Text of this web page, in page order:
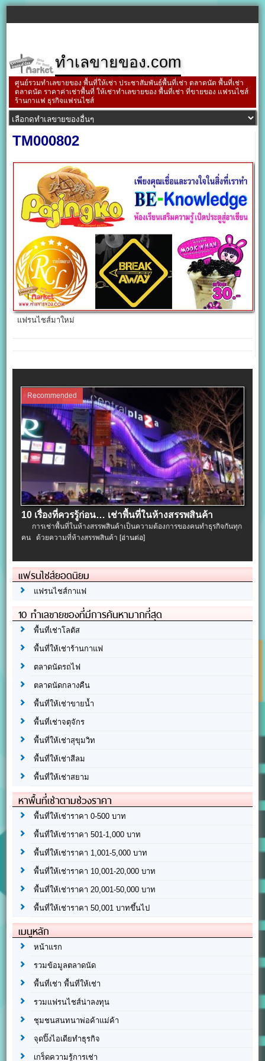
ทำเลขายของ.com
ศูนย์รวมทำเลขายของ พื้นที่ให้เช่า ประชาสัมพันธ์พื้นที่เช่า ตลาดนัด พื้นที่เช่า
ตลาดนัด ราคาค่าเช่าพื้นที่ ให้เช่าทำเลขายของ พื้นที่เช่า ที่ขายของ แฟรนไชส์
ร้านกาแฟ ธุรกิจแฟรนไชส์
TM000802
แฟรนไชส์มาใหม่
Recommended
10 เรื่องที่ควรรู้ก่อน… เช่าพื้นที่ในห้างสรรพสินค้า
การเช่าพื้นที่ในห้างสรรพสินค้าเป็นความต้องการของคนทำธุรกิจกันทุก
คน ด้วยความที่ห้างสรรพสินค้า [อ่านต่อ]
แฟรนไชส์ยอดนิยม
แฟรนไชส์กาแฟ
10 ทำเลขายของที่มีการค้นหามากที่สุด
พื้นที่เช่าโลตัส
พื้นที่ให้เช่าร้านกาแฟ
ตลาดนัดรถไฟ
ตลาดนัดกลางคืน
พื้นที่ให้เช่าขายน้ำ
พื้นที่เช่าจตุจักร
พื้นที่ให้เช่าสุขุมวิท
พื้นที่ให้เช่าสีลม
พื้นที่ให้เช่าสยาม
หาพื้นที่เช่าตามช่วงราคา
พื้นที่ให้เช่าราคา 0-500 บาท
พื้นที่ให้เช่าราคา 501-1,000 บาท
พื้นที่ให้เช่าราคา 1,001-5,000 บาท
พื้นที่ให้เช่าราคา 10,001-20,000 บาท
พื้นที่ให้เช่าราคา 20,001-50,000 บาท
พื้นที่ให้เช่าราคา 50,001 บาทขึ้นไป
เมนูหลัก
หน้าแรก
รวมข้อมูลตลาดนัด
พื้นที่เช่า พื้นที่ให้เช่า
รวมแฟรนไชส์น่าลงทุน
ชุมชนสนทนาพ่อค้าแม่ค้า
จุดปิ๊งไอเดียทำธุรกิจ
เกร็ดความรู้การเช่า